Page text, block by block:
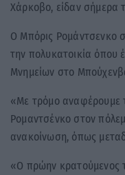
Χάρκοβο, είδαν σήμερα
Ο Μπόρις Ρομάντσενκο
την πολυκατοικία όπου
Μνημείων στο
«Με τρόμο αναφέρουμε
Ρομαντσένκο στον
ανακοίνωση, όπως
«Ο πρώην κρατούμενος